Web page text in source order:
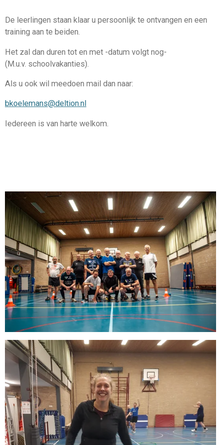
De leerlingen staan klaar u persoonlijk te ontvangen en een
training aan te beiden.
Het zal dan duren tot en met -datum volgt nog-
(M.u.v. schoolvakanties).
Als u ook wil meedoen mail dan naar:
bkoelemans@deltion.nl
Iedereen is van harte welkom.